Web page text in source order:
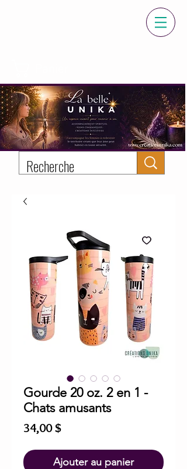
Gourde 20 oz. 2 en 1 -
Chats amusants
34,00 $Prix
Ajouter au panier